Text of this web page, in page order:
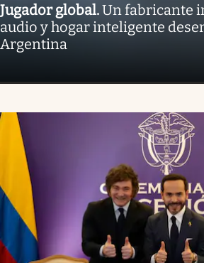
Jugador global.Un fabricante
audio y hogar inteligente
Argentina